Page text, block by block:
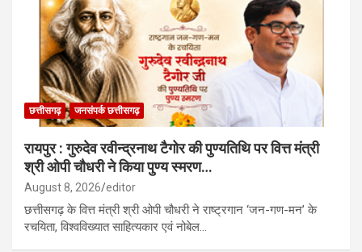
छत्तीसगढ़ जनसंपर्क छत्तीसगढ़
रायपुर : गुरुदेव रवीन्द्रनाथ टैगोर की पुण्यतिथि पर वित्त मंत्री
श्री ओपी चौधरी ने किया पुण्य स्मरण…
August 8, 2026 editor
छत्तीसगढ़ के वित्त मंत्री श्री ओपी चौधरी ने राष्ट्रगान ‘जन-गण-मन’ के
रचयिता, विश्वविख्यात साहित्यकार एवं नोबेल…